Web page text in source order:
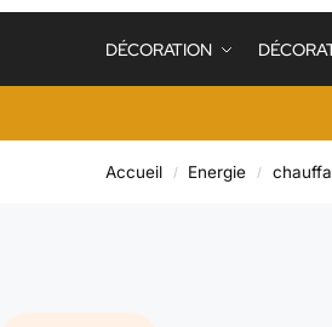
DÉCORATION
Accueil / Energie /